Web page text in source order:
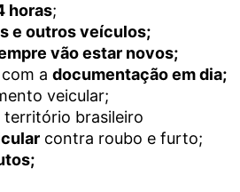
horas;
e outros veículos;
vão estar novos;
a documentação em dia;
veicular;
território brasileiro
contra roubo e furto;